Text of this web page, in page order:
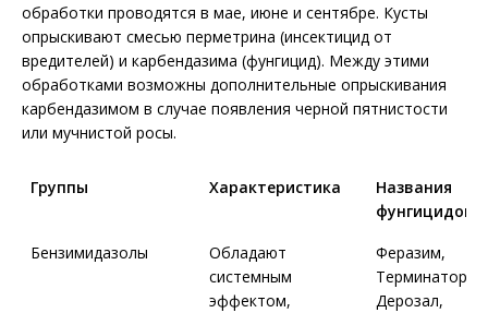
обработки проводятся в мае, июне и сентябре. Кусты
опрыскивают смесью перметрина (инсектицид от
вредителей) и карбендазима (фунгицид). Между этими
обработками возможны дополнительные опрыскивания
карбендазимом в случае появления черной пятнистости
или мучнистой росы.
Группы Характеристика
Названия
фунгицидов
Бензимидазолы
Обладают
системным
эффектом,
Феразим,
Терминатор,
Дерозал,